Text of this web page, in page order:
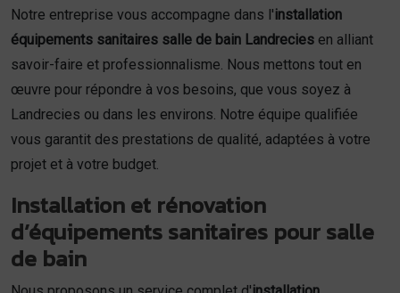
Notre entreprise vous accompagne dans l'installation
équipements sanitaires salle de bain Landrecies en alliant
savoir-faire et professionnalisme. Nous mettons tout en
œuvre pour répondre à vos besoins, que vous soyez à
Landrecies ou dans les environs. Notre équipe qualifiée
vous garantit des prestations de qualité, adaptées à votre
projet et à votre budget.
Installation et rénovation
d’équipements sanitaires pour salle
de bain